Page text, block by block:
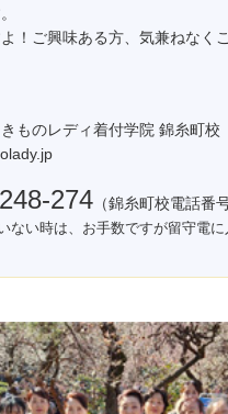
！ご興味ある方、気兼ねなく
ものレディ着付学院 錦糸町校
274 （錦糸町校電話番号
ない時は、お手数ですが留守電に